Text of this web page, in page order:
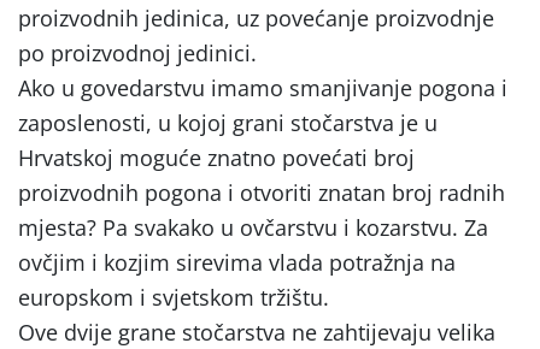
proizvodnih jedinica, uz povećanje proizvodnje
po proizvodnoj jedinici.
Ako u govedarstvu imamo smanjivanje pogona i
zaposlenosti, u kojoj grani stočarstva je u
Hrvatskoj moguće znatno povećati broj
proizvodnih pogona i otvoriti znatan broj radnih
mjesta? Pa svakako u ovčarstvu i kozarstvu. Za
ovčjim i kozjim sirevima vlada potražnja na
europskom i svjetskom tržištu.
Ove dvije grane stočarstva ne zahtijevaju velika